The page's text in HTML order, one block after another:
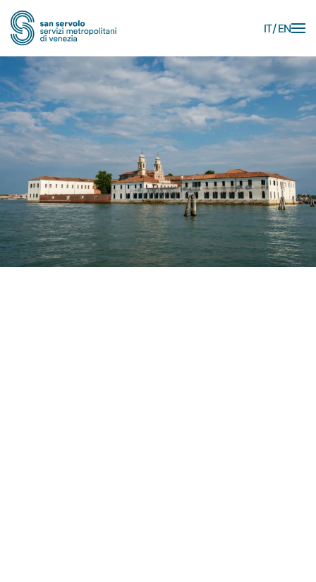
Skip to main content
IT EN